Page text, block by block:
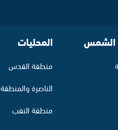
الشمس المحليات
منطقة القدس
الناصرة والمنطقة
منطقة النقب